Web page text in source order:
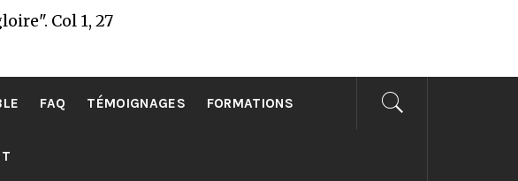
Col 1, 27
FAQ TÉMOIGNAGES FORMATIONS